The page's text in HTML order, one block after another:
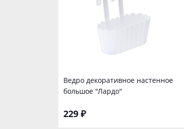
Ведро декоративное настенное
большое "Лардо"
229 ₽